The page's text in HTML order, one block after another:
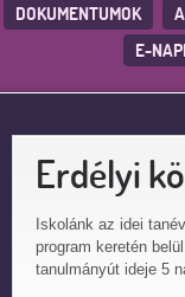
DOKUMENTUMOK
E-
Erdélyi
Iskolánk az idei
program keretén
tanulmányút ideje 5